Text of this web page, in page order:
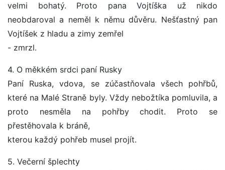
velmi bohatý. Proto pana Vojtíška už nikdo
neobdaroval a neměl k němu důvěru. Nešťastný pan
Vojtíšek z hladu a zimy zemřel
- zmrzl.
4. O měkkém srdci paní Rusky
Paní Ruska, vdova, se zúčastňovala všech pohřbů,
které na Malé Straně byly. Vždy nebožtíka pomluvila, a
proto nesměla na pohřby chodit. Proto se
přestěhovala k bráně,
kterou každý pohřeb musel projít.
5. Večerní šplechty